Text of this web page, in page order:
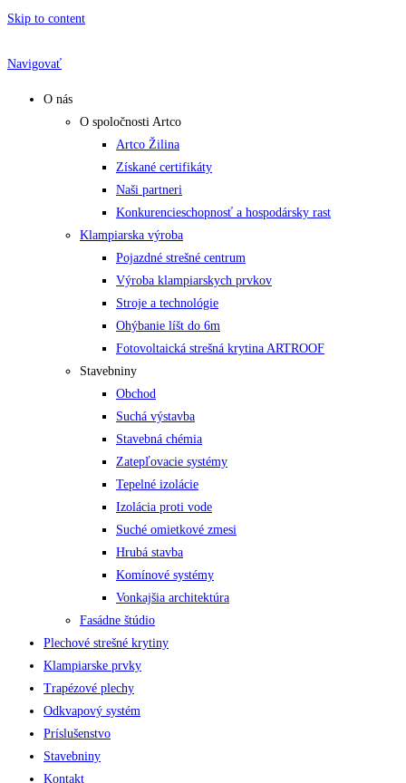
Skip to content
Navigovať
O nás
O spoločnosti Artco
Artco Žilina
Získané certifikáty
Naši partneri
Konkurencieschopnosť a hospodársky rast
Klampiarska výroba
Pojazdné strešné centrum
Výroba klampiarskych prvkov
Stroje a technológie
Ohýbanie líšt do 6m
Fotovoltaická strešná krytina ARTROOF
Stavebniny
Obchod
Suchá výstavba
Stavebná chémia
Zatepľovacie systémy
Tepelné izolácie
Izolácia proti vode
Suché omietkové zmesi
Hrubá stavba
Komínové systémy
Vonkajšia architektúra
Fasádne štúdio
Plechové strešné krytiny
Klampiarske prvky
Trapézové plechy
Odkvapový systém
Príslušenstvo
Stavebniny
Kontakt